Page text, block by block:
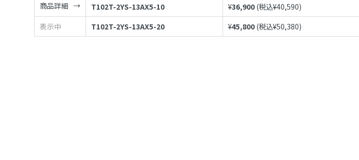
商品詳細
T102T-2YS-13AX5-10 ¥36,900 (税込¥40,590)
表示中
T102T-2YS-13AX5-20 ¥45,800 (税込¥50,380)